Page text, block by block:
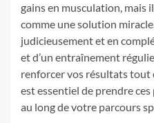
gains en musculation, mais
comme une solution
judicieusement et en
et d’un entraînement
renforcer vos résultats tout
est essentiel de prendre
au long de votre parcours